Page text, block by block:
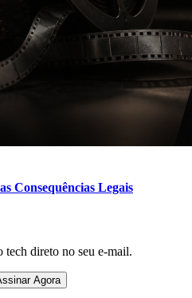
Consequências Legais
direto no seu e-mail.
Agora